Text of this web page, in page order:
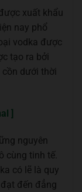
xuất khẩu
nay phổ
vodka được
tạo ra bởi
dưới thời
]
nguyên
cùng tinh tế.
có lẽ là quy
đến đẳng